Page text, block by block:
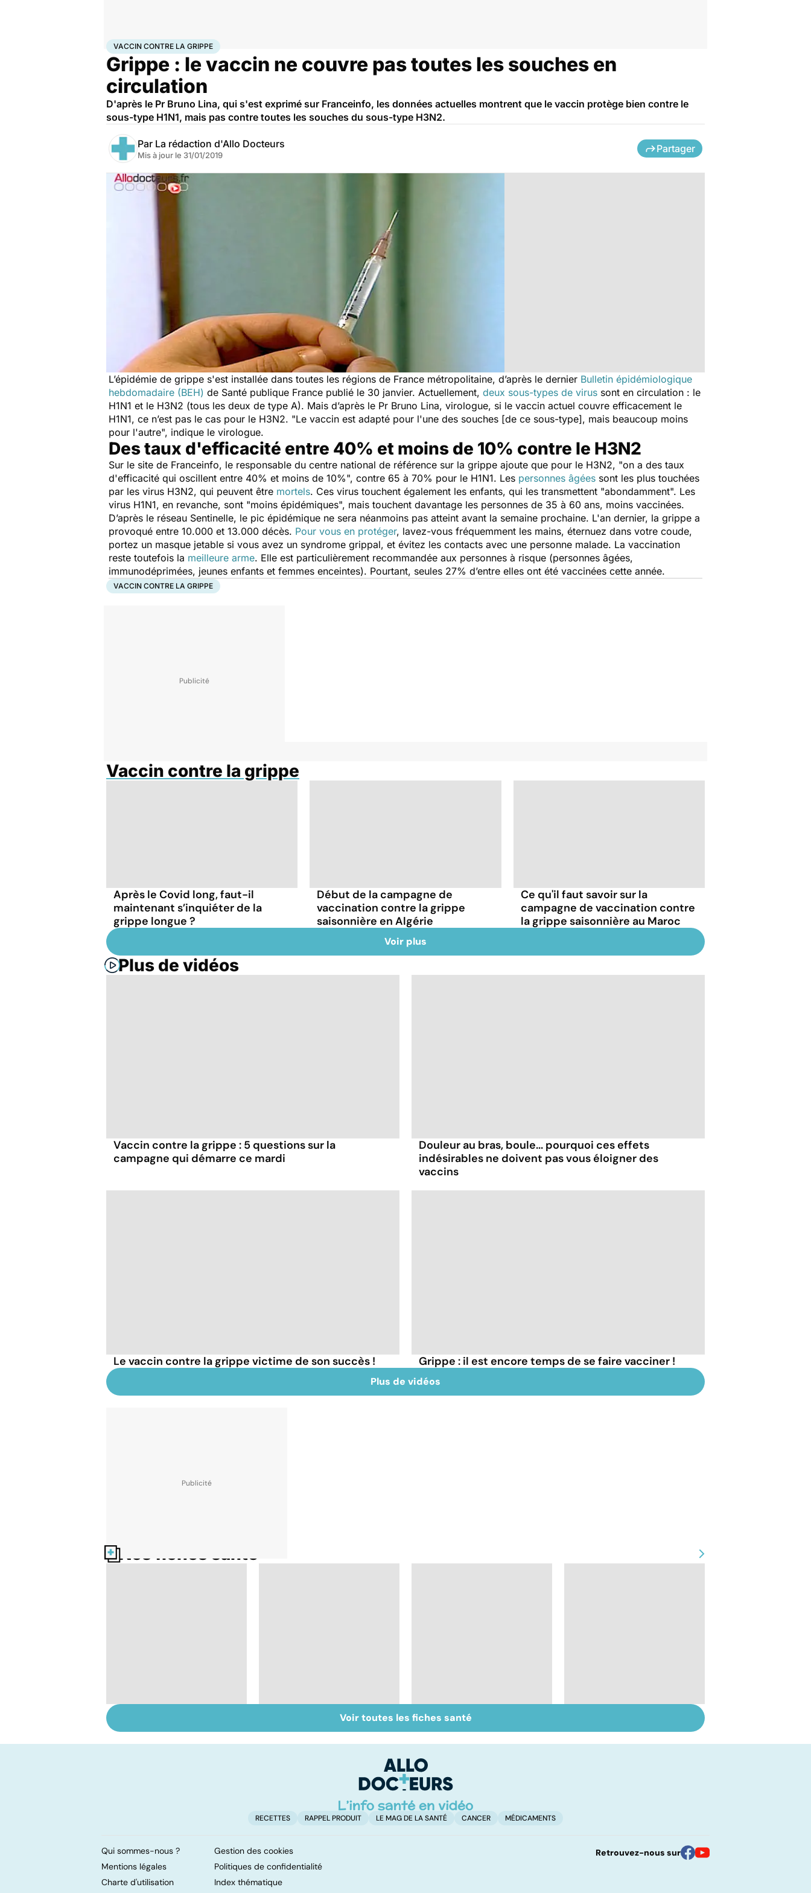
AccueilSantéMédicamentsVaccin contre la grippe
VACCIN CONTRE LA GRIPPE
Grippe : le vaccin ne couvre pas toutes les souches en
circulation
D'après le Pr Bruno Lina, qui s'est exprimé sur Franceinfo, les données actuelles montrent que le vaccin protège bien contre le
sous-type H1N1, mais pas contre toutes les souches du sous-type H3N2.
Par La rédaction d'Allo Docteurs
Mis à jour le 31/01/2019
Partager
L’épidémie de grippe s'est installée dans toutes les régions de France métropolitaine, d’après le dernier Bulletin épidémiologique
hebdomadaire (BEH) de Santé publique France publié le 30 janvier. Actuellement, deux sous-types de virus sont en circulation : le
H1N1 et le H3N2 (tous les deux de type A). Mais d’après le Pr Bruno Lina, virologue, si le vaccin actuel couvre efficacement le
H1N1, ce n’est pas le cas pour le H3N2. "Le vaccin est adapté pour l'une des souches [de ce sous-type], mais beaucoup moins
pour l'autre", indique le virologue.
Des taux d'efficacité entre 40% et moins de 10% contre le H3N2
Sur le site de Franceinfo, le responsable du centre national de référence sur la grippe ajoute que pour le H3N2, "on a des taux
d'efficacité qui oscillent entre 40% et moins de 10%", contre 65 à 70% pour le H1N1. Les personnes âgées sont les plus touchées
par les virus H3N2, qui peuvent être mortels. Ces virus touchent également les enfants, qui les transmettent "abondamment". Les
virus H1N1, en revanche, sont "moins épidémiques", mais touchent davantage les personnes de 35 à 60 ans, moins vaccinées.
D’après le réseau Sentinelle, le pic épidémique ne sera néanmoins pas atteint avant la semaine prochaine. L'an dernier, la grippe a
provoqué entre 10.000 et 13.000 décès. Pour vous en protéger, lavez-vous fréquemment les mains, éternuez dans votre coude,
portez un masque jetable si vous avez un syndrome grippal, et évitez les contacts avec une personne malade. La vaccination
reste toutefois la meilleure arme. Elle est particulièrement recommandée aux personnes à risque (personnes âgées,
immunodéprimées, jeunes enfants et femmes enceintes). Pourtant, seules 27% d’entre elles ont été vaccinées cette année.
VACCIN CONTRE LA GRIPPE
Vaccin contre la grippe
Après le Covid long, faut-il
maintenant s’inquiéter de la
grippe longue ?
Début de la campagne de
vaccination contre la grippe
saisonnière en Algérie
Ce qu'il faut savoir sur la
campagne de vaccination contre
la grippe saisonnière au Maroc
Voir plus
Plus de vidéos
Vaccin contre la grippe : 5 questions sur la
campagne qui démarre ce mardi
Douleur au bras, boule... pourquoi ces effets
indésirables ne doivent pas vous éloigner des
vaccins
Le vaccin contre la grippe victime de son succès ! Grippe : il est encore temps de se faire vacciner !
Plus de vidéos
Nos fiches santé
virus de la grippe
Grippe : quels
symptômes et quel
Grippe A : des
vaccins qui font
infections
Voir toutes les fiches santé
RECETTES RAPPEL PRODUIT LE MAG DE LA SANTÉ CANCER MÉDICAMENTS
Qui sommes-nous ?
Gestion des cookies
Mentions légales
Politiques de confidentialité
Charte d'utilisation
Index thématique
Retrouvez-nous sur